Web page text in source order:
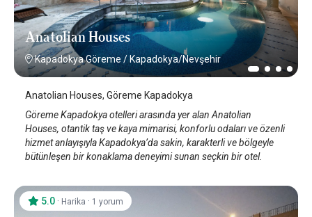
Anatolian Houses
Kapadokya Göreme/ Kapadokya/Nevşehir
Anatolian Houses, Göreme Kapadokya
Göreme Kapadokya otelleri arasında yer alan Anatolian
Houses, otantik taş ve kaya mimarisi, konforlu odaları ve özenli
hizmet anlayışıyla Kapadokya’da sakin, karakterli ve bölgeyle
bütünleşen bir konaklama deneyimi sunan seçkin bir otel.
5.0 · Harika · 1 yorum